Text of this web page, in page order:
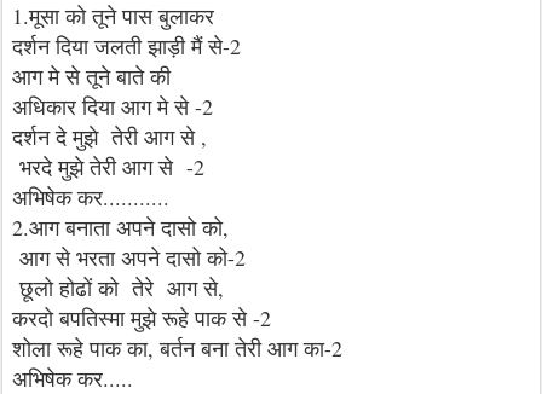
1.मूसा को तूने पास बुलाकर
दर्शन दिया जलती झाड़ी मैं से-2
आग मे से तूने बाते की
अधिकार दिया आग मे से -2
दर्शन दे मुझे तेरी आग से ,
भरदे मुझे तेरी आग से -2
अभिषेक कर...........
2.आग बनाता अपने दासो को,
आग से भरता अपने दासो को-2
छूलो होढों को तेरे आग से,
करदो बपतिस्मा मुझे रूहे पाक से -2
शोला रूहे पाक का, बर्तन बना तेरी आग का-2
अभिषेक कर.....